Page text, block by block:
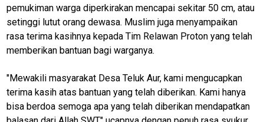
pemukiman warga diperkirakan mencapai sekitar 50 cm, atau
setinggi lutut orang dewasa. Muslim juga menyampaikan
rasa terima kasihnya kepada Tim Relawan Proton yang telah
memberikan bantuan bagi warganya.
"Mewakili masyarakat Desa Teluk Aur, kami mengucapkan
terima kasih atas bantuan yang telah diberikan. Kami hanya
bisa berdoa semoga apa yang telah diberikan mendapatkan